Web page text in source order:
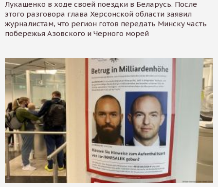
Лукашенко в ходе своей поездки в Беларусь. После
этого разговора глава Херсонской области заявил
журналистам, что регион готов передать Минску часть
побережья Азовского и Черного морей